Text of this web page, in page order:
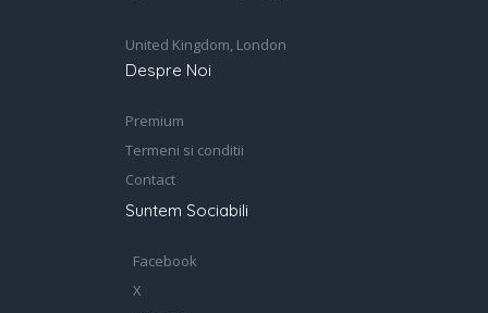
United Kingdom, London
Despre Noi
Premium
Termeni si conditii
Contact
Suntem Sociabili
Facebook
X